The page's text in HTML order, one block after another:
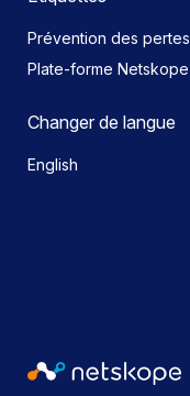
Prévention des
Plate-forme
Changer de langue
English